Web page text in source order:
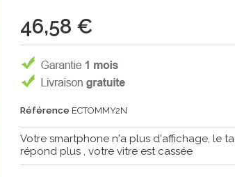
46,58 €
Référence ECTOMMY2N
Votre smartphone n'a plus d'affichage, le
répond plus , votre vitre est cassée